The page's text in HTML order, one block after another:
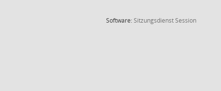
Software:SitzungsdienstSession(Wird in